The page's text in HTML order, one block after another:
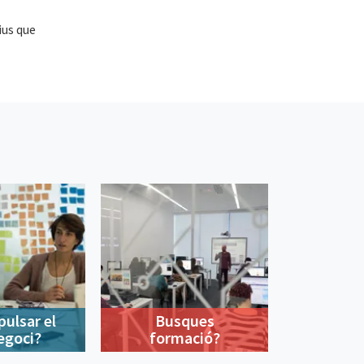
que
el
Busques
formació?